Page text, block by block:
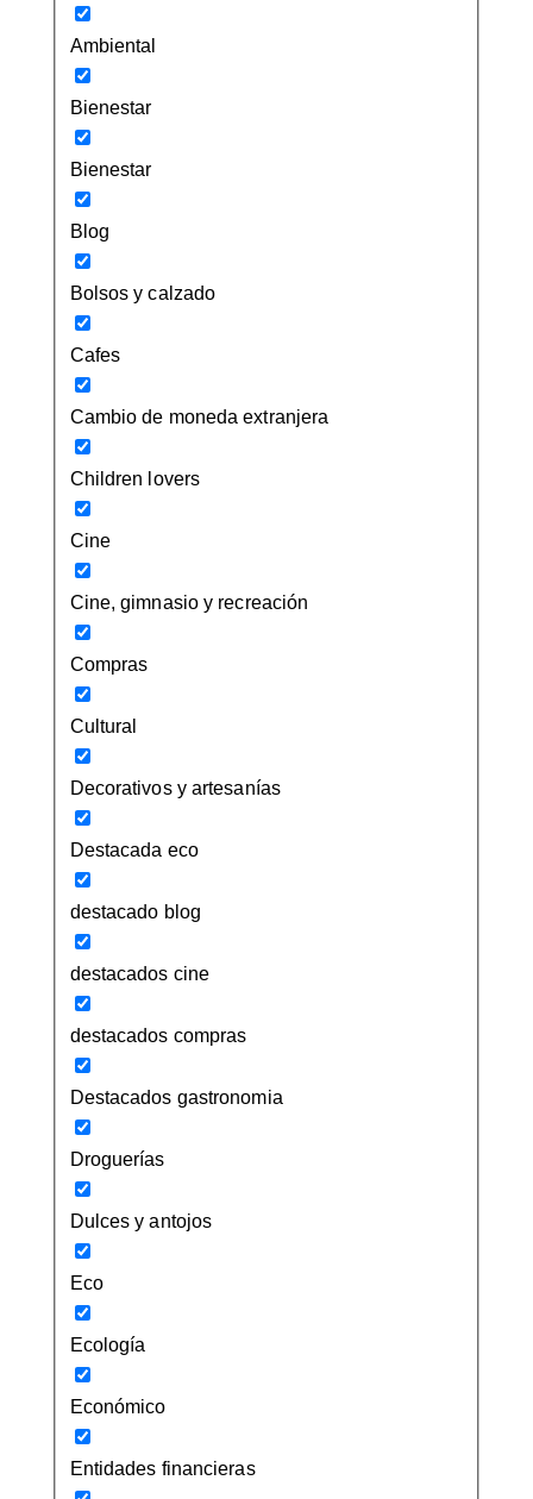
Ambiental
Bienestar
Bienestar
Blog
Bolsos y calzado
Cafes
Cambio de moneda extranjera
Children lovers
Cine
Cine, gimnasio y recreación
Compras
Cultural
Decorativos y artesanías
Destacada eco
destacado blog
destacados cine
destacados compras
Destacados gastronomia
Droguerías
Dulces y antojos
Eco
Ecología
Económico
Entidades financieras